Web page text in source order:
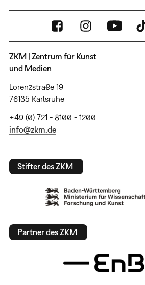
ZKM | Zentrum für Kunst
und Medien
Lorenzstraße 19
76135 Karlsruhe
+49 (0) 721 - 8100 - 1200
info@zkm.de
Stifter des ZKM
Partner des ZKM